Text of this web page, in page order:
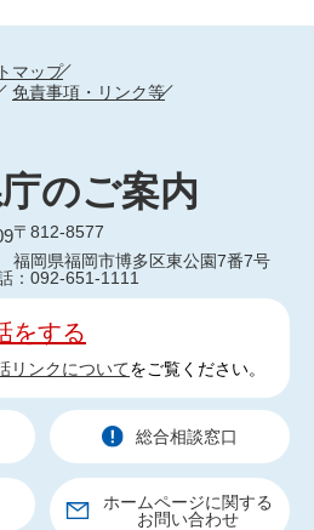
マップ
免責事項・リンク等
のご案内
〒812-8577
福岡県福岡市博多区東公園7番7号
：092-651-1111
をする
リンクについてをご覧ください。
総合相談窓口
ホームページに関する
お問い合わせ